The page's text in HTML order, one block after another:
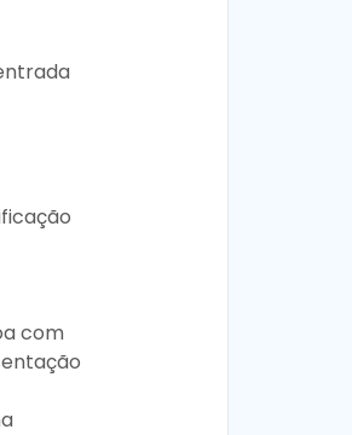
com